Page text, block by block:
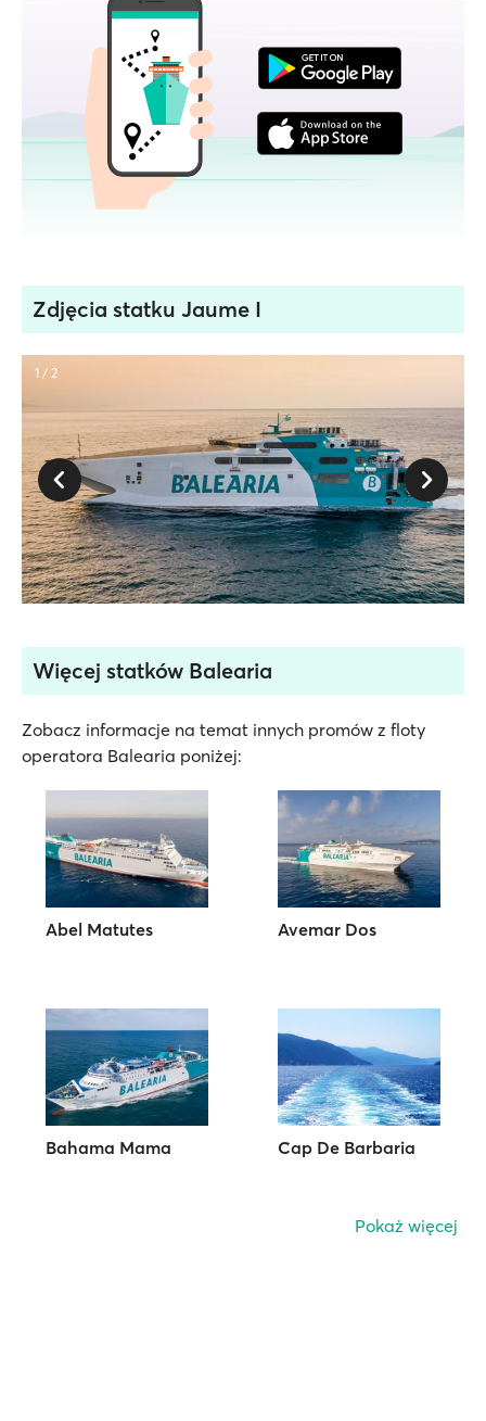
Zdjęcia statku Jaume I
1 / 2
Więcej statków Balearia
Zobacz informacje na temat innych promów z floty
operatora Balearia poniżej:
Abel Matutes Avemar Dos
Bahama Mama Cap De Barbaria
Pokaż więcej